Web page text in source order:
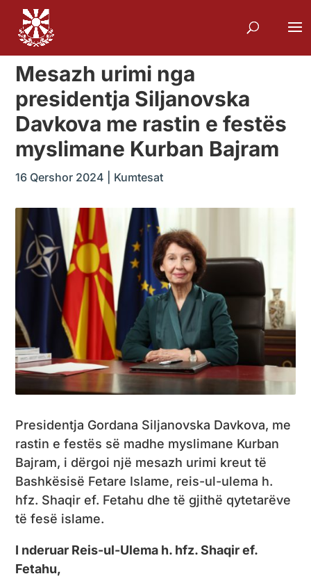
Mesazh urimi nga
presidentja Siljanovska
Davkova me rastin e festës
myslimane Kurban Bajram
16 Qershor 2024 Kumtesat
Presidentja Gordana Siljanovska Davkova, me
rastin e festës së madhe myslimane Kurban
Bajram, i dërgoi një mesazh urimi kreut të
Bashkësisë Fetare Islame, reis-ul-ulema h.
hfz. Shaqir ef. Fetahu dhe të gjithë qytetarëve
të fesë islame.
I nderuar Reis-ul-Ulema h. hfz. Shaqir ef.
Fetahu,